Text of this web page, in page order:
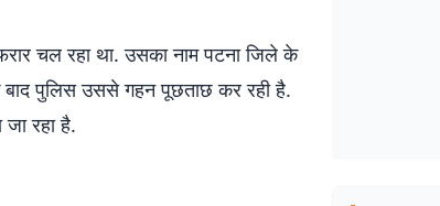
चल रहा था. उसका नाम पटना जिले के
बाद पुलिस उससे गहन पूछताछ कर रही है.
रहा है.